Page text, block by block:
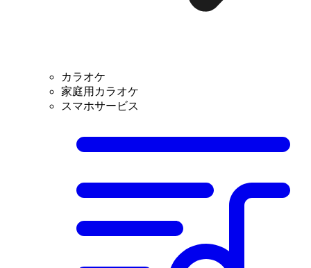
カラオケ
家庭用カラオケ
スマホサービス